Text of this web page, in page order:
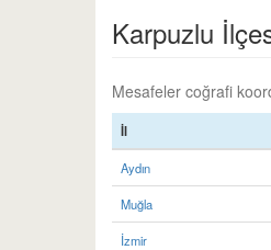
Karpuzlu
Mesafeler coğrafi
İl
Aydın
Muğla
İzmir